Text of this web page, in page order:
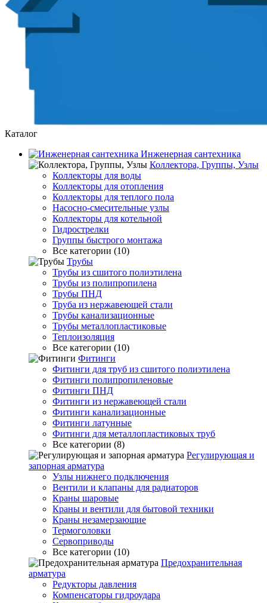
Каталог
Инженерная сантехника
Коллектора, Группы, Узлы
Коллекторы для воды
Коллекторы для отопления
Коллекторы для теплого пола
Насосно-смесительные узлы
Коллекторы для котельной
Гидрострелки
Группы быстрого монтажа
Все категории (10)
Трубы
Трубы из сшитого полиэтилена
Трубы из полипропилена
Трубы ПНД
Труба из нержавеющей стали
Трубы канализационные
Трубы металлопластиковые
Теплоизоляция
Все категории (10)
Фитинги
Фитинги для труб из сшитого полиэтилена
Фитинги полипропиленовые
Фитинги ПНД
Фитинги из нержавеющей стали
Фитинги канализационные
Фитинги латунные
Фитинги для металлопластиковых труб
Все категории (8)
Регулирующая и
запорная арматура
Узлы нижнего подключения
Вентили и клапаны для радиаторов
Краны шаровые
Краны и вентили для бытовой техники
Краны незамерзающие
Термоголовки
Сервоприводы
Все категории (10)
Предохранительная
арматура
Редукторы давления
Компенсаторы гидроудара